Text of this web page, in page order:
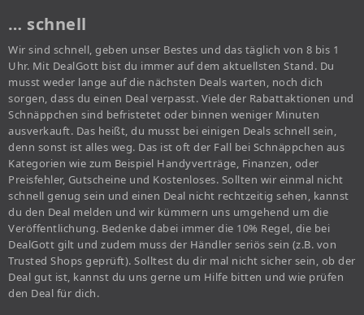
… schnell
Wir sind schnell, geben unser Bestes und das täglich von 8 bis 1
Uhr. Mit DealGott bist du immer auf dem aktuellsten Stand. Du
musst weder lange auf die nächsten Deals warten, noch dich
sorgen, dass du einen Deal verpasst. Viele der Rabattaktionen und
Schnäppchen sind befristetet oder binnen weniger Minuten
ausverkauft. Das heißt, du musst bei einigen Deals schnell sein,
denn sonst ist alles weg. Das ist oft der Fall bei Schnäppchen aus
Kategorien wie zum Beispiel Handyverträge, Finanzen, oder
Preisfehler, Gutscheine und Kostenloses. Sollten wir einmal nicht
schnell genug sein und einen Deal nicht rechtzeitig sehen, kannst
du den Deal melden und wir kümmern uns umgehend um die
Veröffentlichung. Bedenke dabei immer die 10% Regel, die bei
DealGott gilt und zudem muss der Händler seriös sein (z.B. von
Trusted Shops geprüft). Solltest du dir mal nicht sicher sein, ob der
Deal gut ist, kannst du uns gerne um Hilfe bitten und wie prüfen
den Deal für dich.